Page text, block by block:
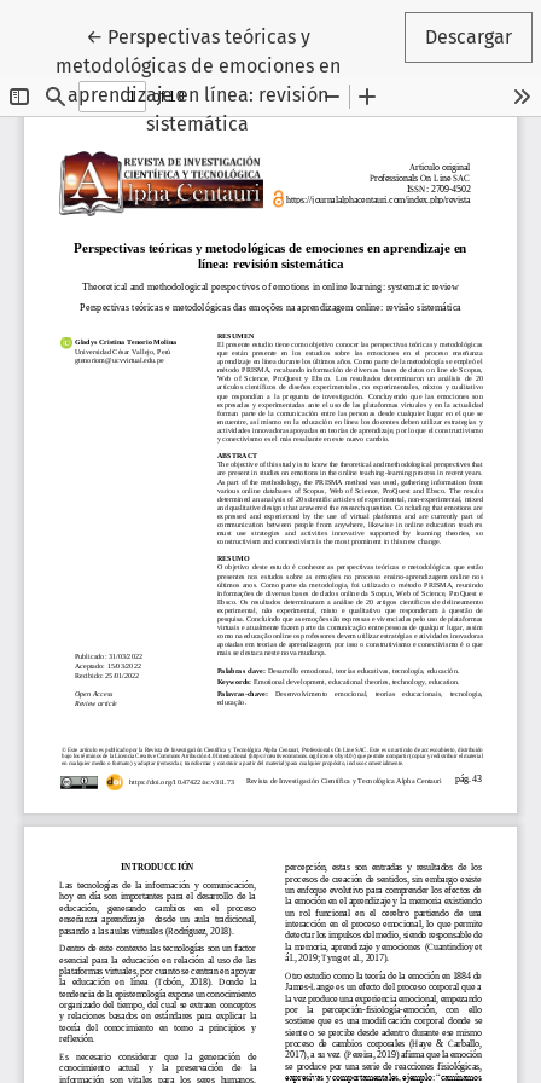
← Volver a los detalles del artículo
Perspectivas teóricas y
metodológicas de emociones en
aprendizaje en línea: revisión
sistemática
Descargar